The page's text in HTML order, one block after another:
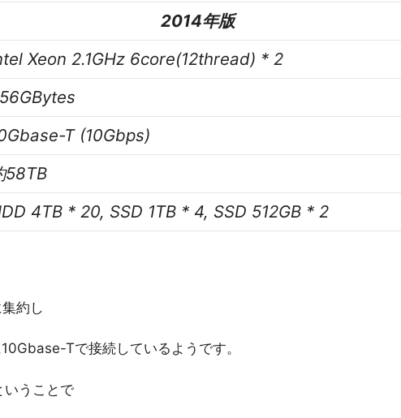
2014年版
Xeon 2.1GHz 6core(12thread) * 2
T (10Gbps)
58TB
4TB * 20, SSD 1TB * 4, SSD 512GB * 2
約し
Tで接続しているようです。
うことで